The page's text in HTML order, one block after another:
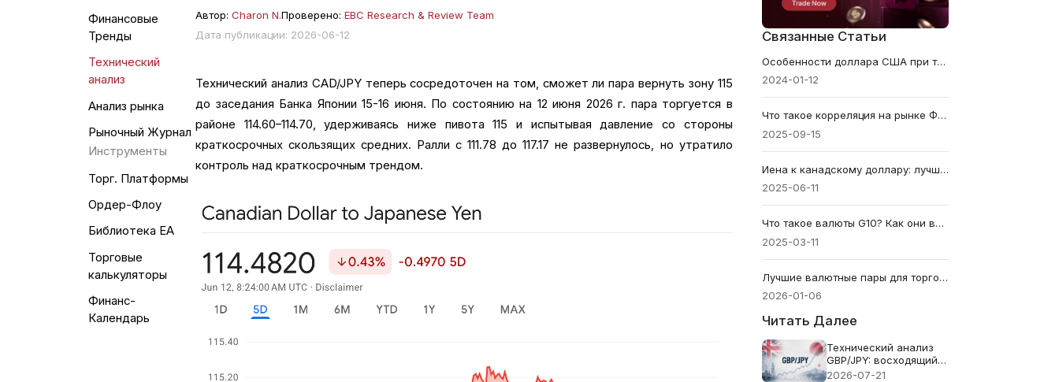
Финансовые
Тренды
Технический
анализ
Анализ рынка
Рыночный Журнал
Инструменты
Торг. Платформы
Ордер-Флоу
Библиотека EA
Торговые
калькуляторы
Финанс-
Календарь
Автор:Charon N.Проверено:EBC Research & Review Team
Дата публикации: 2026-06-12
Технический анализ CAD/JPY теперь сосредоточен на том, сможет ли пара вернуть зону 115
до заседания Банка Японии 15-16 июня. По состоянию на 12 июня 2026 г. пара торгуется в
районе 114.60–114.70, удерживаясь ниже пивота 115 и испытывая давление со стороны
краткосрочных скользящих средних. Ралли с 111.78 до 117.17 не развернулось, но утратило
контроль над краткосрочным трендом.
Связанные Статьи
Особенности доллара США при торговле на Форексе
2024-01-12
Что такое корреляция на рынке Форекс и почему трейдерам следует беспокоиться об этом?
2025-09-15
Иена к канадскому доллару: лучшие стратегии для активных трейдеров
2025-06-11
Что такое валюты G10? Как они влияют на рынок
2025-03-11
Лучшие валютные пары для торговли на Форекс в январе 2026 года
2026-01-06
Читать Далее
Технический анализ
GBP/JPY: восходящий
тренд
2026-07-21